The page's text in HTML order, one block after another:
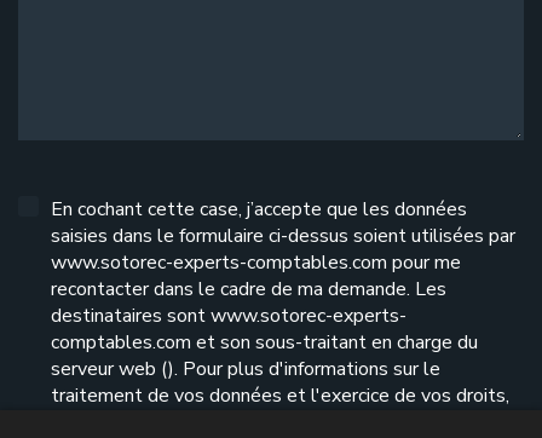
En cochant cette case, j’accepte que les données
saisies dans le formulaire ci-dessus soient utilisées par
www.sotorec-experts-comptables.com pour me
recontacter dans le cadre de ma demande. Les
destinataires sont www.sotorec-experts-
comptables.com et son sous-traitant en charge du
serveur web (). Pour plus d'informations sur le
traitement de vos données et l'exercice de vos droits,